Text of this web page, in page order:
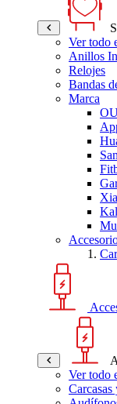
Ver todo
Anillos
Relojes
Bandas
Marca
Ver todo
Carcasas